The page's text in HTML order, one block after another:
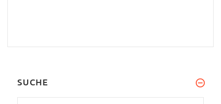
SUCHE